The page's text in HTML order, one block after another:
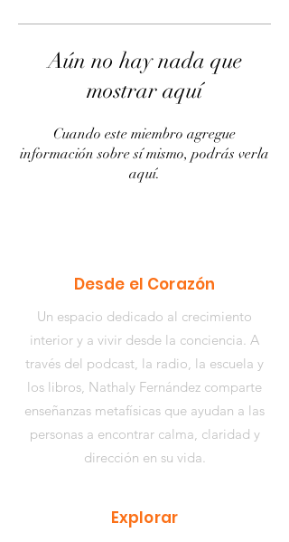
Aún no hay nada que
mostrar aquí
Cuando este miembro agregue
información sobre sí mismo, podrás verla
aquí.
Desde el Corazón
Un espacio dedicado al crecimiento
interior y a vivir desde la conciencia. A
través del podcast, la radio, la escuela y
los libros, Nathaly Fernández comparte
enseñanzas metafísicas que ayudan a las
personas a encontrar calma, claridad y
dirección en su vida.
Explorar